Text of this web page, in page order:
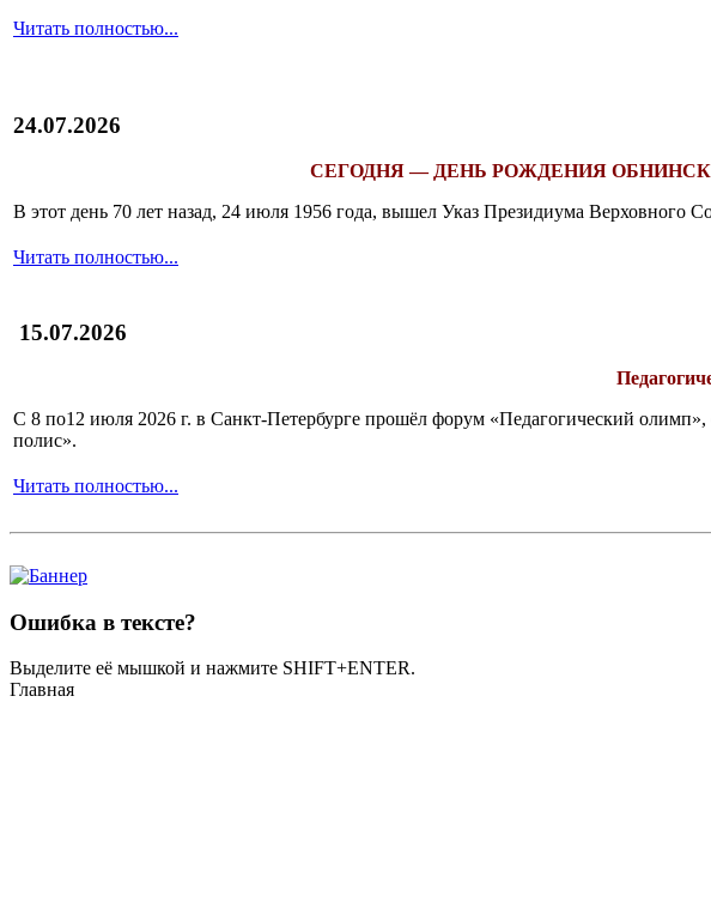
Читать полностью...
24.07.2026
СЕГОДНЯ — ДЕНЬ РОЖДЕНИЯ
В этот день 70 лет назад, 24 июля 1956 года, вышел Указ Президиума Верховного
Читать полностью...
15.07.2026
С 8 по12 июля 2026 г. в Санкт-Петербурге прошёл форум «Педагогический
полис».
Читать полностью...
Ошибка в тексте?
Выделите её мышкой и нажмите SHIFT+ENTER.
Главная